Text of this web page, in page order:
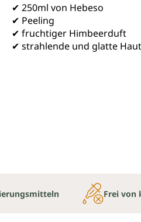
✔ 250ml von Hebeso
✔ Peeling
✔ fruchtiger Himbeerduft
✔ strahlende und glatte Haut
Frei von